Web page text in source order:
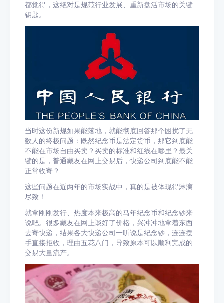
都觉得，这绝对是规范行业发展、重新盘活市场的关键
钥匙。
当时这份新规如果能落地，就能彻底回答那个困扰了无
数人的终极问题：既然纪念币是法定货币，那它到底能
不能在市场自由买卖？买卖的标准和红线在哪里？最关
键的是，普通藏友在网上交易后，快递公司到底能不能
正常收寄？
这些问题在近两年的市场实战中，真的是被体现得淋漓
尽致！
就拿刚刚发行、热度本来极高的马年纪念币和纪念钞来
说吧。很多藏友在网上谈好了价格，兴冲冲地拿着东西
去寄快递，结果各大快递公司一听说是纪念钞，连连摆
手直接拒收，理由五花八门，导致原本可以顺利完成的
交易大量流产。